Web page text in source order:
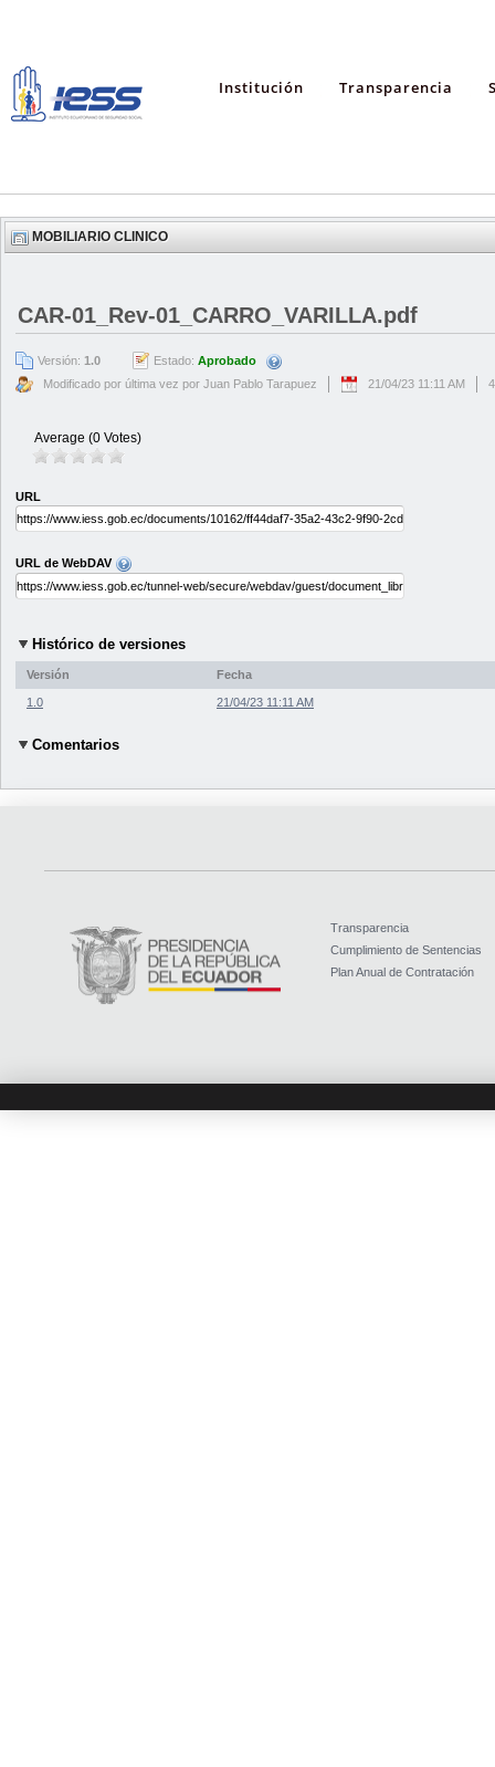
Institución Transparencia
MOBILIARIO CLINICO
CAR-01_Rev-01_CARRO_VARILLA.pdf
Versión: 1.0 Estado: Aprobado
Modificado por última vez por Juan Pablo Tarapuez
21/04/23 11:11 AM
Average (0 Votes)
URL
URL de WebDAV
Histórico de versiones
Versión Fecha
1.0 21/04/23 11:11 AM
Comentarios
Transparencia
Cumplimiento de Sentencias
Plan Anual de Contratación